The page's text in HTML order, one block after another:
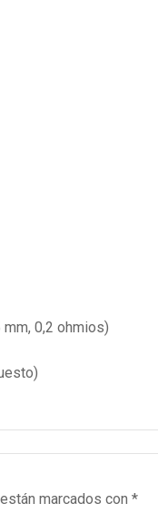
0,2 ohmios)
marcados con *